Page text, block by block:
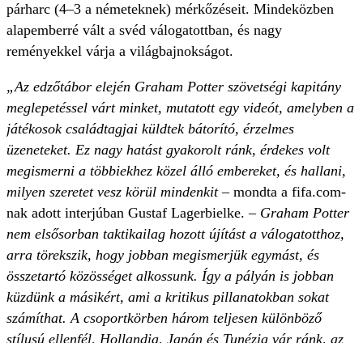
párharc (4–3 a németeknek) mérkőzéseit. Mindeközben
alapemberré vált a svéd válogatottban, és nagy
reményekkel várja a világbajnokságot.
„Az edzőtábor elején Graham Potter szövetségi kapitány
meglepetéssel várt minket, mutatott egy videót, amelyben a
játékosok családtagjai küldtek bátorító, érzelmes
üzeneteket. Ez nagy hatást gyakorolt ránk, érdekes volt
megismerni a többiekhez közel álló embereket, és hallani,
milyen szeretet vesz körül mindenkit– mondta a fifa.com-
nak adott interjúban Gustaf Lagerbielke. – Graham Potter
nem elsősorban taktikailag hozott újítást a válogatotthoz,
arra törekszik, hogy jobban megismerjük egymást, és
összetartó közösséget alkossunk. Így a pályán is jobban
küzdünk a másikért, ami a kritikus pillanatokban sokat
számíthat. A csoportkörben három teljesen különböző
stílusú ellenfél, Hollandia, Japán és Tunézia vár ránk, az